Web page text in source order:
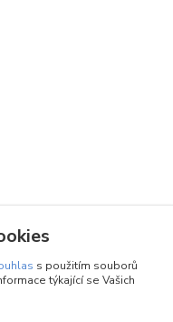
s použitím souborů
týkající se Vašich